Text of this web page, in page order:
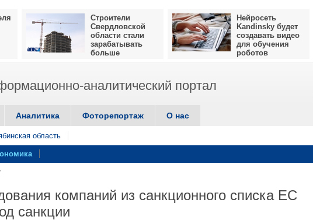
Строители
Свердловской
области стали
зарабатывать
больше
Нейросеть
Kandinsky будет
создавать видео
для обучения
роботов
аналитический портал
Аналитика Фоторепортаж О нас
область
компаний из санкционного списка ЕС
санкции